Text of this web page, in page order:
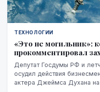
ТЕХНОЛОГИИ
«Это не могильник»:
прокомментировал
Депутат Госдумы РФ и
осудил действия
актера Джеймса Духана